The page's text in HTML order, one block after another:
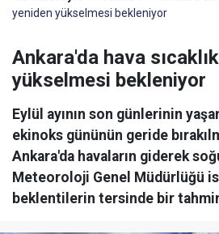
yeniden yükselmesi bekleniyor
Ankara'da hava
yükselmesi bekleniyor
Eylül ayının son günlerinin
ekinoks gününün geride
Ankara'da havaların giderek
Meteoroloji Genel Müdürlüğü
beklentilerin tersinde bir